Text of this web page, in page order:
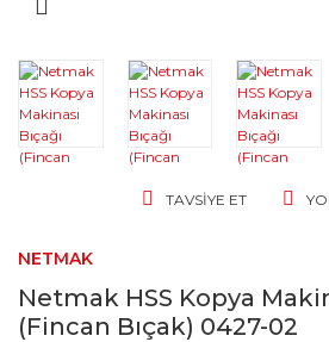
TAVSIYE ET
NETMAK
Netmak HSS Kopya
(Fincan Bıçak) 0427-02